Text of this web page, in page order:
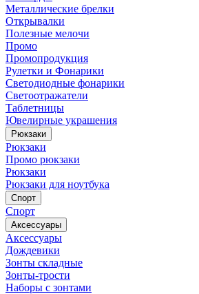
Металлические брелки
Открывалки
Полезные мелочи
Промо
Промопродукция
Рулетки и Фонарики
Светодиодные фонарики
Светоотражатели
Таблетницы
Ювелирные украшения
Рюкзаки
Рюкзаки
Промо рюкзаки
Рюкзаки
Рюкзаки для ноутбука
Спорт
Спорт
Аксессуары
Аксессуары
Дождевики
Зонты складные
Зонты-трости
Наборы с зонтами